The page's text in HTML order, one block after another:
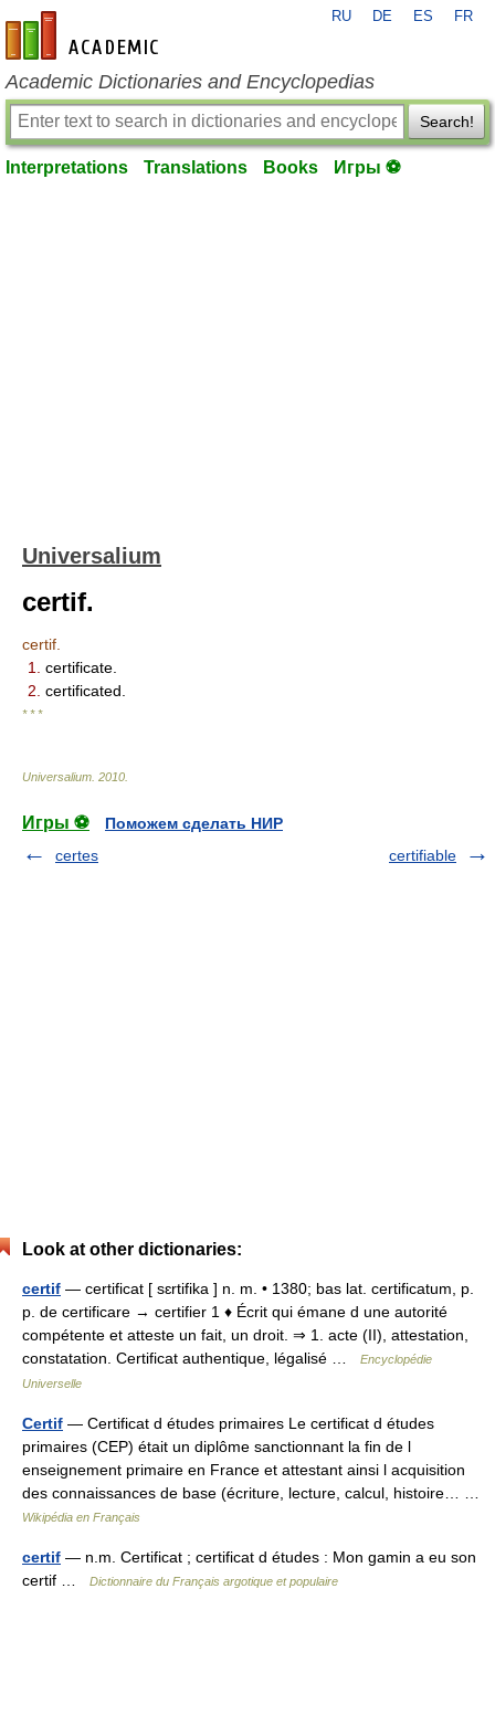
en-academic.com
RU DE ES FR
Academic Dictionaries and Encyclopedias
Search!
Interpretations Translations Books Игры ⚽
Universalium
certif.
certif.
1.
certificate.
2. certificated.
* * *
Universalium 2010
Игры ⚽
Поможем сделать НИР
certes
certifiable
Look at other dictionaries:
certif — certificat [ sɛrtifika ] n. m. • 1380; bas lat. certificatum, p.
p. de certificare → certifier 1 ♦ Écrit qui émane d une autorité
compétente et atteste un fait, un droit. ⇒ 1. acte (II), attestation,
constatation. Certificat authentique, légalisé …
Encyclopédie
Universelle
Certif — Certificat d études primaires Le certificat d études
primaires (CEP) était un diplôme sanctionnant la fin de l
enseignement primaire en France et attestant ainsi l acquisition
des connaissances de base (écriture, lecture, calcul, histoire… …
Wikipédia en Français
certif — n.m. Certificat ; certificat d études : Mon gamin a eu son
certif …
Dictionnaire du Français argotique et populaire